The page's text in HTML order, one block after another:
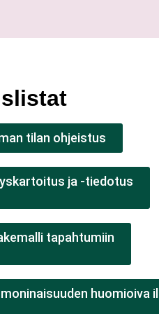
tilan ohjeistus
ja -tiedotus
tapahtumiin
huomioiva